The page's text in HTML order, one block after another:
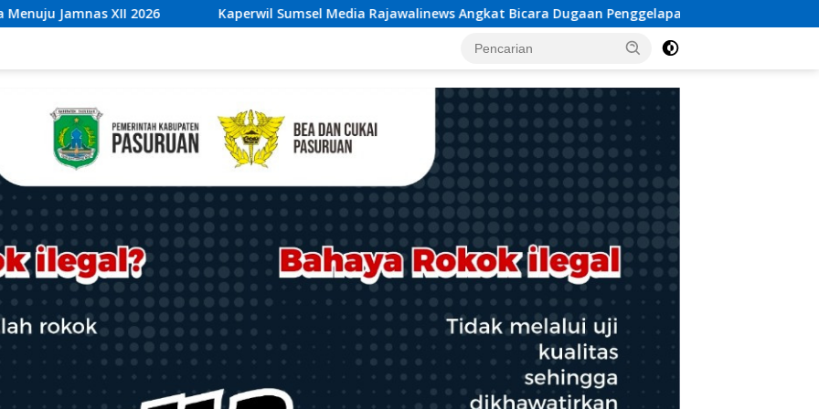
Sumsel Media Rajawalinews Angkat Bicara Dugaan Penggelapan Dana Desa Rp 84 Juta, Kades Argomulyo Belitang Jaya